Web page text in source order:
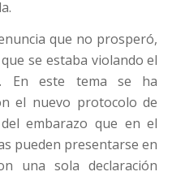
que no prosperó,
se estaba violando el
En este tema se ha
el nuevo protocolo de
embarazo que en el
pueden presentarse en
una sola declaración